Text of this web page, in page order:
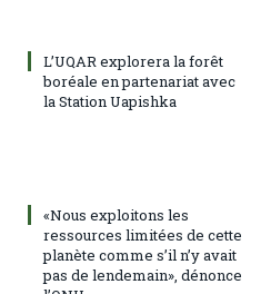
L’UQAR explorera la forêt
boréale en partenariat avec
la Station Uapishka
«Nous exploitons les
ressources limitées de cette
planète comme s’il n’y avait
pas de lendemain», dénonce